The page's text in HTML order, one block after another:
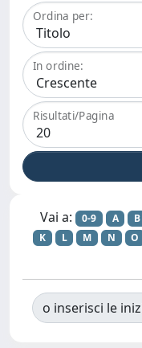
Ordina per:
In ordine:
Risultati/Pagina
Vai a: 0-9 A B
K
L M N O
o inserisci le